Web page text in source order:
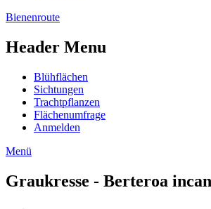
Bienenroute
Header Menu
Blühflächen
Sichtungen
Trachtpflanzen
Flächenumfrage
Anmelden
Menü
Graukresse - Berteroa